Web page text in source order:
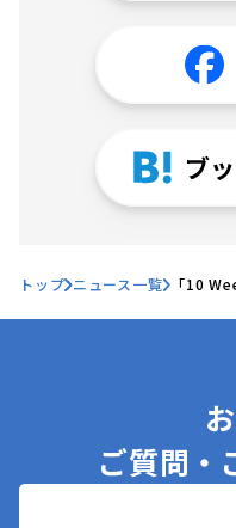
トップ ニュース一覧 「10
ご質問・